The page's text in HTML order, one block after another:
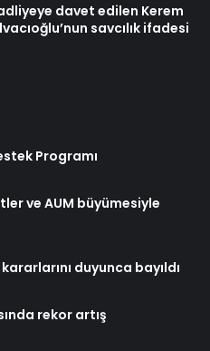
davet edilen Kerem
savcılık ifadesi
Programı
ve AUM büyümesiyle
duyunca bayıldı
rekor artış